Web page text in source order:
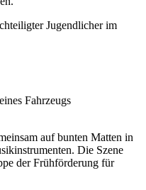
Jugendlicher im
Fahrzeugs